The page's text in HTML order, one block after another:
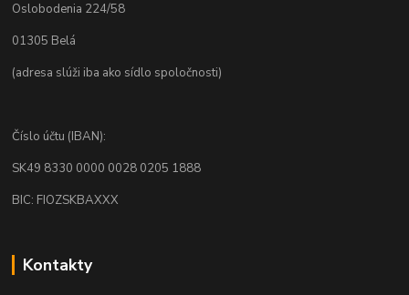
Oslobodenia 224/58
01305 Belá
(adresa slúži iba ako sídlo spoločnosti)
Číslo účtu (IBAN):
SK49 8330 0000 0028 0205 1888
BIC: FIOZSKBAXXX
Kontakty